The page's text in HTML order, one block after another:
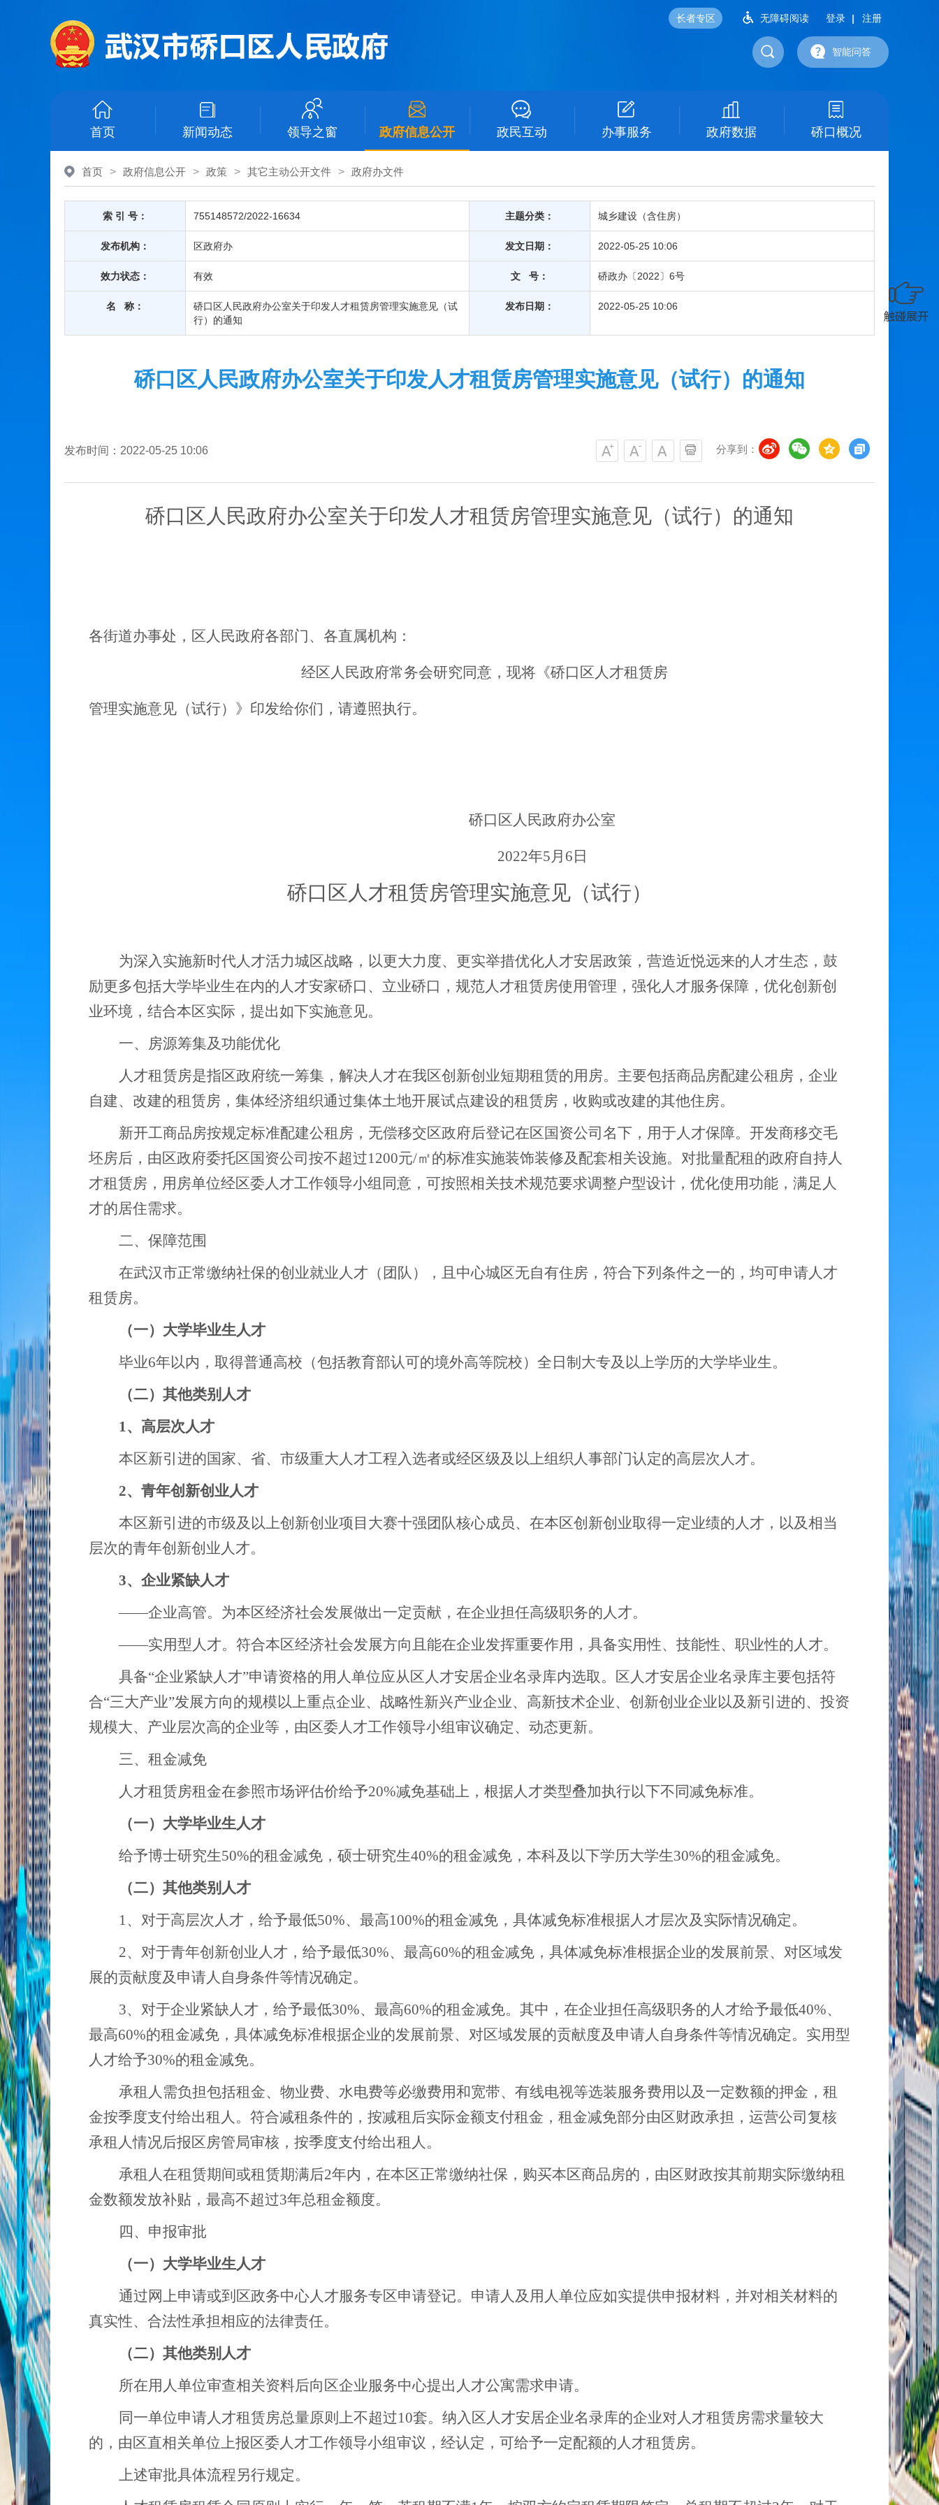
长者专区 无障碍阅读 登录 注册
智能问答
首页 新闻动态 领导之窗 政府信息公开 政民互动 办事服务 政府数据 硚口概况
首页 > 政府信息公开 > 政策 > 其它主动公开文件 > 政府办文件
索 引 号： 755148572/2022-16634 主题分类： 城乡建设（含住房）
发布机构： 区政府办 发文日期： 2022-05-25 10:06
效力状态： 有效 文 号： 硚政办〔2022〕6号
名 称：
硚口区人民政府办公室关于印发人才租赁房管理实施意见（试
行）的通知
发布日期： 2022-05-25 10:06
硚口区人民政府办公室关于印发人才租赁房管理实施意见（试行）的通知
分享到：
发布时间：2022-05-25 10:06
硚口区人民政府办公室关于印发 人才租赁房管理实施意见（试行）的通知
各街道办事处，区人民政府各部门、各直属机构：
经区人民政府常务会研究同意，现将《硚口区人才租赁房
管理实施意见（试行） 》印发给你们，请遵照执行。
硚口区人民政府办公室
2022年5月6日
硚口区人才租赁房管理实施意见（试行）
为深入实施新时代人才活力城区战略，以更大力度、更实举措优化人才安居政策，营造近悦远来的人才生态，鼓
励更多包括大学毕业生在内的人才安家硚口、立业硚口，规范人才租赁房使用管理，强化人才服务保障， 优化创新创
业环境， 结合本区实际， 提出如下实施意见。
一、房源筹集及功能优化
人才租赁房是指区政府统一筹集，解决人才在我区创新创业短期租赁的用房。主要包括商品房配建公租房，企业
自建、改建的租赁房，集体经济组织通过集体土地开展试点建设的租赁房，收购或改建的其他住房。
新开工商品房按规定标准配建公租房，无偿移交区政府后登记在区国资公司名下，用于人才保障。开发商移交毛
坯房后，由区政府委托区国资公司按不超过1200元/㎡的标准实施装饰装修及配套相关设施。对批量配租的政府自持人
才租赁房，用房单位经区委人才工作领导小组同意，可按照相关技术规范要求调整户型设计，优化使用功能，满足人
才的居住需求。
二、保障范围
在武汉市正常缴纳社保的创业就业人才（团队），且中心城区无自有住房，符合下列条件之一的，均可申请人才
租赁房。
（一） 大学毕业生人才
毕业6年以内，取得普通高校（包括教育部认可的境外高等院校）全日制大专及以上学历的大学毕业生。
（二）其他类别人才
1、 高层次人才
本区新引进的国家、省、市级重大人才工程入选者或经区级及以上组织人事部门认定的高层次人才。
2、 青年创新创业人才
本区新引进的市级及以上创新创业项目大赛十强团队核心成员、在本区创新创业取得一定业绩的人才，以及相当
层次的青年创新创业人才。
3、 企业紧缺人才
——企业高管。为本区经济社会发展做出一定贡献，在企业担任高级职务的人才。
——实用型人才。符合本区经济社会发展方向且能在企业发挥重要作用，具备实用性、技能性、职业性的人才。
具备“企业紧缺人才”申请资格的用人单位应从区人才安居企业名录库内选取。区人才安居企业名录库主要包括符
合“三大产业”发展方向的规模以上重点企业、战略性新兴产业企业、高新技术企业、创新创业企业以及新引进的、投资
规模大、产业层次高的企业等，由区委人才工作领导小组审议确定、动态更新。
三、租金减免
人才租赁房租金在参照市场评估价给予20%减免基础上，根据人才类型叠加执行以下不同减免标准。
（一） 大学毕业生人才
给予博士研究生50%的租金减免，硕士研究生40%的租金减免，本科及以下学历大学生30%的租金减免。
（二）其他类别人才
1、 对于高层次人才，给予最低50%、最高100%的租金减免，具体减免标准根据人才层次及实际情况确定。
2、 对于青年创新创业人才，给予最低30%、最高60%的租金减免，具体减免标准根据企业的发展前景、对区域发
展的贡献度及申请人自身条件等情况确定。
3、 对于企业紧缺人才，给予最低30%、最高60%的租金减免。其中，在企业担任高级职务的人才给予最低40%、
最高60%的租金减免，具体减免标准根据企业的发展前景、对区域发展的贡献度及申请人自身条件等情况确定。实用型
人才给予30%的租金减免。
承租人需负担包括租金、物业费、水电费等必缴费用和宽带、有线电视等选装服务费用以及一定数额的押金，租
金按季度支付给出租人。符合减租条件的， 按减租后实际金额支付租金， 租金减免部分由区财政承担，运营公司复核
承租人情况后报区房管局审核，按季度支付给出租人。
承租人在租赁期间或租赁期满后2年内，在本区正常缴纳社保，购买本区商品房的，由区财政按其前期实际缴纳租
金数额发放补贴，最高不超过3年总租金额度。
四、 申报审批
（一） 大学毕业生人才
通过网上申请或到区政务中心人才服务专区申请登记。申请人及用人单位应如实提供申报材料，并对相关材料的
真实性、合法性承担相应的法律责任。
（二）其他类别人才
所在用人单位审查相关资料后向区企业服务中心提出人才公寓需求申请。
同一单位申请人才租赁房总量原则上不超过10套。纳入区人才安居企业名录库的企业对人才租赁房需求量较大
的，由区直相关单位上报区委人才工作领导小组审议，经认定，可给予一定配额的人才租赁房。
上述审批具体流程另行规定。